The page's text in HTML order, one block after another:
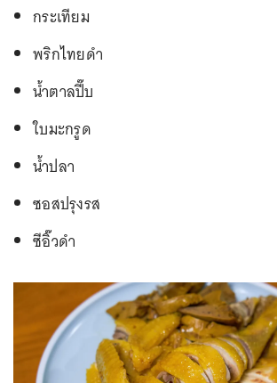
กระเทียม
พริกไทยดำ
น้ำตาลปี๊บ
ใบมะกรูด
น้ำปลา
ซอสปรุงรส
ซีอิ๊วดำ